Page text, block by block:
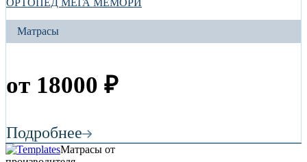
Матрасы
от 18000 ₽
Подробнее
Матрасы от